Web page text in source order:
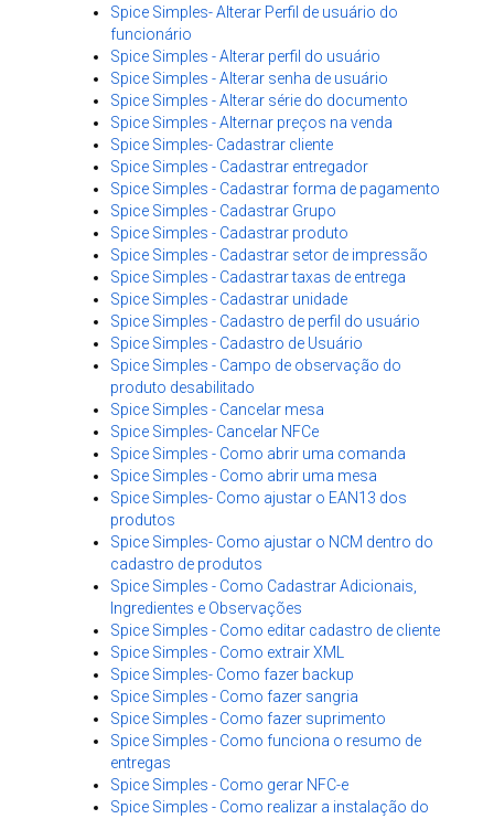
Spice Simples- Alterar Perfil de usuário do
funcionário
Spice Simples - Alterar perfil do usuário
Spice Simples - Alterar senha de usuário
Spice Simples - Alterar série do documento
Spice Simples - Alternar preços na venda
Spice Simples- Cadastrar cliente
Spice Simples - Cadastrar entregador
Spice Simples - Cadastrar forma de pagamento
Spice Simples - Cadastrar Grupo
Spice Simples - Cadastrar produto
Spice Simples - Cadastrar setor de impressão
Spice Simples - Cadastrar taxas de entrega
Spice Simples - Cadastrar unidade
Spice Simples - Cadastro de perfil do usuário
Spice Simples - Cadastro de Usuário
Spice Simples - Campo de observação do
produto desabilitado
Spice Simples - Cancelar mesa
Spice Simples- Cancelar NFCe
Spice Simples - Como abrir uma comanda
Spice Simples - Como abrir uma mesa
Spice Simples- Como ajustar o EAN13 dos
produtos
Spice Simples- Como ajustar o NCM dentro do
cadastro de produtos
Spice Simples - Como Cadastrar Adicionais,
Ingredientes e Observações
Spice Simples - Como editar cadastro de cliente
Spice Simples - Como extrair XML
Spice Simples- Como fazer backup
Spice Simples - Como fazer sangria
Spice Simples - Como fazer suprimento
Spice Simples - Como funciona o resumo de
entregas
Spice Simples - Como gerar NFC-e
Spice Simples - Como realizar a instalação do